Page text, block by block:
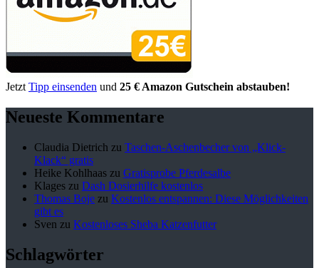
Jetzt Tipp einsenden und 25 € Amazon Gutschein abstauben!
Neueste Kommentare
Claudia Dietrich zu Taschen-Aschenbecher von „Klick-
Klack“ gratis
Heike Kohlhaas zu Gratisprobe Pferdesalbe
Klages zu Dash Dosierhilfe kostenlos
Thomas Boje zu Kostenlos entspannen: Diese Möglichkeiten
gibt es
Sven zu Kostenloses Sheba Katzenfutter
Schlagwörter